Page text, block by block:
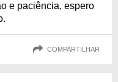
e paciência, espero
COMPARTILHAR